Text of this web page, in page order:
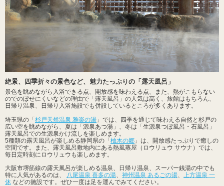
絶景、四季折々の景色など、魅力たっぷりの「露天風呂」
景色を眺めながら入浴できる点、開放感を味わえる点、また、熱がこもらない
のでのぼせにくいなどの理由で「露天風呂」の人気は高く、旅館はもちろん、
日帰り温泉、日帰り入浴施設でも併設しているところが多くあります。
埼玉県の「杉戸天然温泉 雅楽の湯 」では、四季を通じて味わえる自然と杉戸の
広い空を眺めながら、夏は「源泉あつ湯」、冬は「生源泉つぼ風呂・石風呂」
露天風呂での生源泉かけ流しを楽しめます。
5種類の露天風呂が楽しめる静岡県の「柚木の郷 」は、開放感たっぷりで癒しの
空間です。また、露天風呂敷地内にある熱風蒸屋（ロウリュウ サウナ）では、
毎日定時刻にロウリュウも楽しめます。
大阪市堺筋線の露天風呂が楽しめる温泉、日帰り温泉、スーパー銭湯の中でも
特に人気があるのは、
八尾温泉 喜多の湯 神州温泉 あるごの湯
上方温泉 一
休 などの施設です。ぜひ一度は足を運んでみてください。